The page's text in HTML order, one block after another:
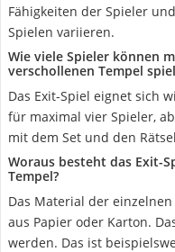
Fähigkeiten der Spieler
Spielen variieren.
Wie viele Spieler können
verschollenen Tempel
Das Exit-Spiel eignet sich
für maximal vier Spieler,
mit dem Set und den
Woraus besteht das Exit-
Tempel?
Das Material der
aus Papier oder Karton.
werden. Das ist